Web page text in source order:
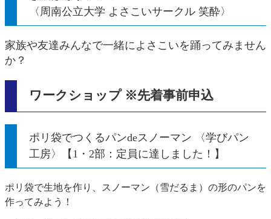
〈周南公立大学 よさこいサークル 笑酔〉
家族や友達みんなで一緒によさこいを踊ってみません
か？
ワークショップ ※先着事前申込
ポリ袋でつくるパンdeスノーマン 〈学びパン
工房〉【1・2部：定員に達しました！】
ポリ袋で生地を作り、スノーマン（雪だるま）の形のパンを
作ってみよう！